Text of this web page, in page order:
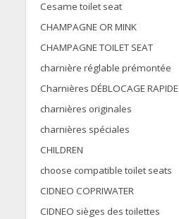
Cesame toilet seat
CHAMPAGNE OR MINK
CHAMPAGNE TOILET SEAT
charnière réglable prémontée
Charnières DÉBLOCAGE RAPIDE
charnières originales
charnières spéciales
CHILDREN
choose compatible toilet seats
CIDNEO COPRIWATER
CIDNEO sièges des toilettes